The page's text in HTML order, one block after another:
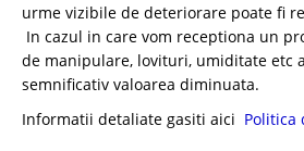
urme vizibile de deteriorare poate fi
In cazul in care vom receptiona un
de manipulare, lovituri, umiditate etc
semnificativ valoarea diminuata.
Informatii detaliate gasiti aici Politica